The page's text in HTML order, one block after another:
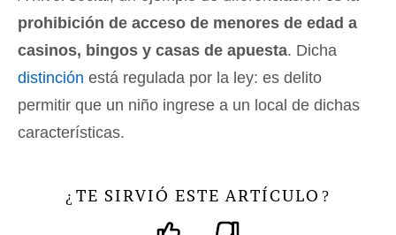
prohibición de acceso de menores de edad a
casinos, bingos y casas de apuesta. Dicha
distinción está regulada por la ley: es delito
permitir que un niño ingrese a un local de dichas
características.
¿ TE SIRVIÓ ESTE ARTÍCULO ?